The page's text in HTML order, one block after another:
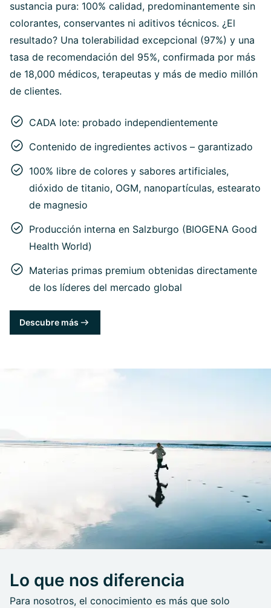
sustancia pura: 100% calidad, predominantemente sin
colorantes, conservantes ni aditivos técnicos. ¿El
resultado? Una tolerabilidad excepcional (97%) y una
tasa de recomendación del 95%, confirmada por más
de 18,000 médicos, terapeutas y más de medio millón
de clientes.
CADA lote: probado independientemente
Contenido de ingredientes activos – garantizado
100% libre de colores y sabores artificiales,
dióxido de titanio, OGM, nanopartículas, estearato
de magnesio
Producción interna en Salzburgo (BIOGENA Good
Health World)
Materias primas premium obtenidas directamente
de los líderes del mercado global
Descubre más
Lo que nos diferencia
Para nosotros, el conocimiento es más que solo